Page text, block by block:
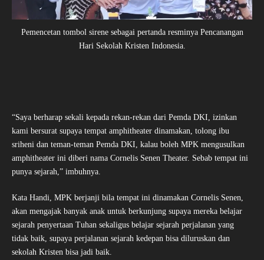
Pemencetan tombol sirene sebagai pertanda resminya Pencanangan
Hari Sekolah Kristen Indonesia.
“Saya berharap sekali kepada rekan-rekan dari Pemda DKI, izinkan
kami bersurat supaya tempat amphitheater dinamakan, tolong ibu
sriheni dan teman-teman Pemda DKI, kalau boleh MPK mengusulkan
amphitheater ini diberi nama Cornelis Senen Theater. Sebab tempat ini
punya sejarah,” imbuhnya.
Kata Handi, MPK berjanji bila tempat ini dinamakan Cornelis Senen,
akan mengajak banyak anak untuk berkunjung supaya mereka belajar
sejarah penyertaan Tuhan sekaligus belajar sejarah perjalanan yang
tidak baik, supaya perjalanan sejarah kedepan bisa diluruskan dan
sekolah Kristen bisa jadi baik.